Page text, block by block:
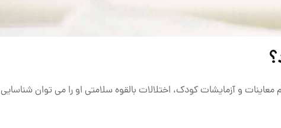
و آزمایشات کودک، اختلالات بالقوه سلامتی او را می ‌توان شناسایی